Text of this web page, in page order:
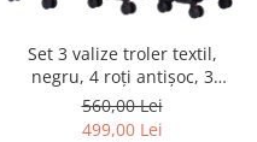
Set 3 valize troler textil,
negru, 4 roți antișoc, 3
dimensiuni (S, M, L)
560,00 Lei
499,00 Lei